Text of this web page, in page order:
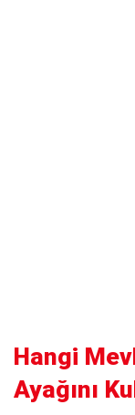
Hangi
Ayağını